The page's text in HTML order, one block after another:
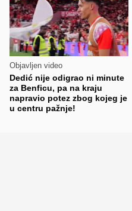
Objavljen video
Dedić nije odigrao ni minute
za Benficu, pa na kraju
napravio potez zbog kojeg je
u centru pažnje!